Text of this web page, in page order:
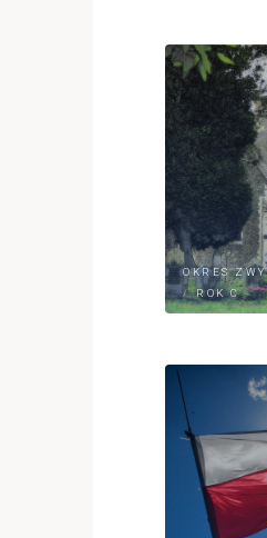
OKRES
/ ROK C